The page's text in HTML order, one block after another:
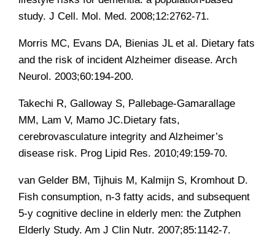
study. J Cell. Mol. Med. 2008;12:2762-71.
Morris MC, Evans DA, Bienias JL et al. Dietary fats
and the risk of incident Alzheimer disease. Arch
Neurol. 2003;60:194-200.
Takechi R, Galloway S, Pallebage-Gamarallage
MM, Lam V, Mamo JC.Dietary fats,
cerebrovasculature integrity and Alzheimer’s
disease risk. Prog Lipid Res. 2010;49:159-70.
van Gelder BM, Tijhuis M, Kalmijn S, Kromhout D.
Fish consumption, n-3 fatty acids, and subsequent
5-y cognitive decline in elderly men: the Zutphen
Elderly Study. Am J Clin Nutr. 2007;85:1142-7.